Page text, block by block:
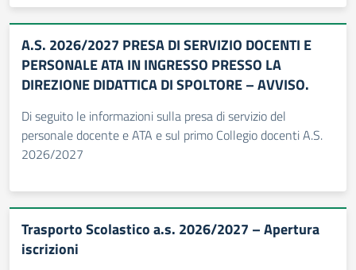
A.S. 2026/2027 PRESA DI SERVIZIO DOCENTI E
PERSONALE ATA IN INGRESSO PRESSO LA
DIREZIONE DIDATTICA DI SPOLTORE – AVVISO.
Di seguito le informazioni sulla presa di servizio del
personale docente e ATA e sul primo Collegio docenti A.S.
2026/2027
Trasporto Scolastico a.s. 2026/2027 – Apertura
iscrizioni